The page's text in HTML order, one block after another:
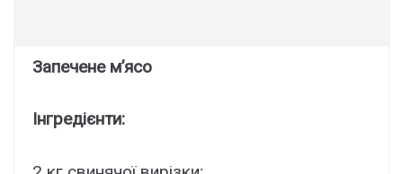
Запечене м’ясо
Інгредієнти: